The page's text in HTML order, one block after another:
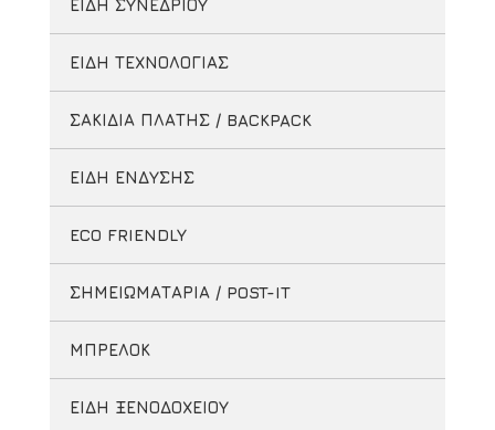
ΕΙΔΗ ΣΥΝΕΔΡΙΟΥ
ΕΙΔΗ ΤΕΧΝΟΛΟΓΙΑΣ
ΣΑΚΙΔΙΑ ΠΛΑΤΗΣ / BACKPACK
ΕΙΔΗ ΕΝΔΥΣΗΣ
ECO FRIENDLY
ΣΗΜΕΙΩΜΑΤΑΡΙΑ / POST-IT
ΜΠΡΕΛΟΚ
ΕΙΔΗ ΞΕΝΟΔΟΧΕΙΟΥ